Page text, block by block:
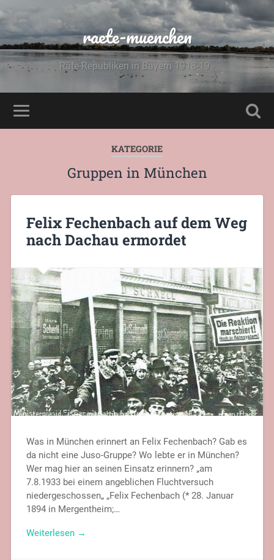
raete-muenchen
Räte-Republiken in Bayern 1918-19 -
KATEGORIE
Gruppen in München
Felix Fechenbach auf dem Weg
nach Dachau ermordet
Was in München erinnert an Felix Fechenbach? Gab es
da nicht eine Juso-Gruppe? Wo lebte er in München?
Wer mag hier an seinen Einsatz erinnern? „am
7.8.1933 bei einem angeblichen Fluchtversuch
niedergeschossen„ „Felix Fechenbach (* 28. Januar
1894 in Mergentheim;…
Weiterlesen →